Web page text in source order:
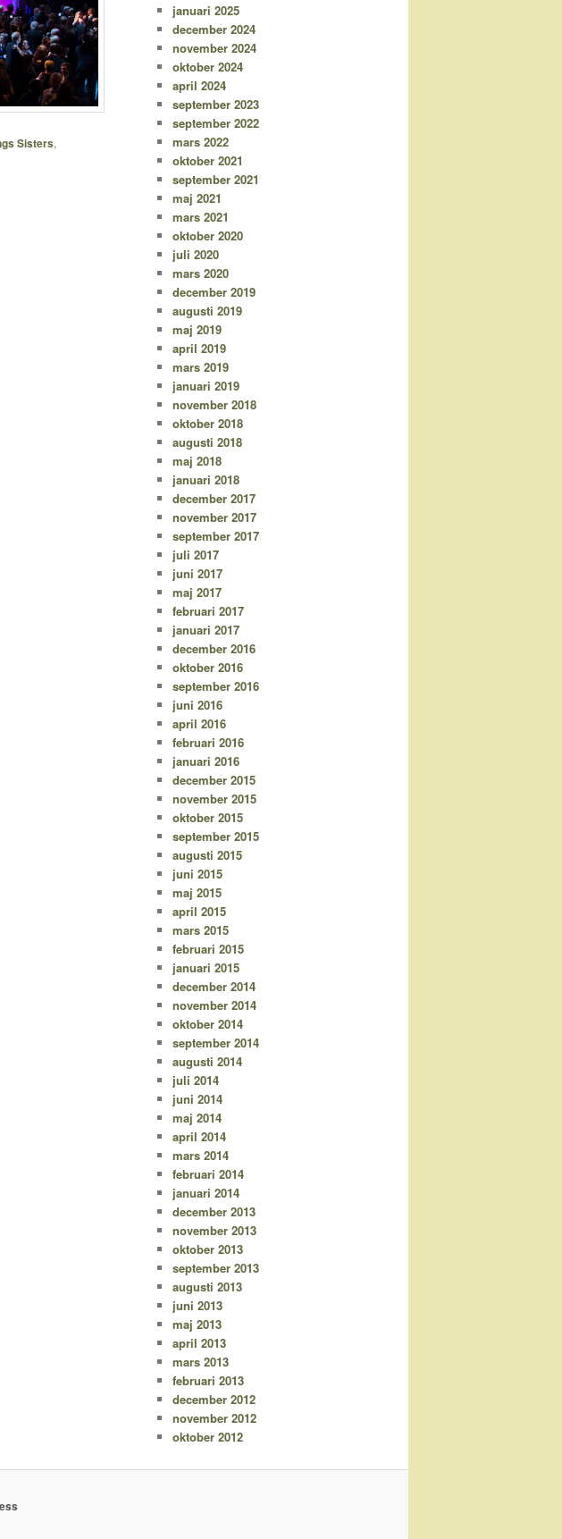
Sisters,
januari 2025
december 2024
november 2024
oktober 2024
april 2024
september 2023
september 2022
mars 2022
oktober 2021
september 2021
maj 2021
mars 2021
oktober 2020
juli 2020
mars 2020
december 2019
augusti 2019
maj 2019
april 2019
mars 2019
januari 2019
november 2018
oktober 2018
augusti 2018
maj 2018
januari 2018
december 2017
november 2017
september 2017
juli 2017
juni 2017
maj 2017
februari 2017
januari 2017
december 2016
oktober 2016
september 2016
juni 2016
april 2016
februari 2016
januari 2016
december 2015
november 2015
oktober 2015
september 2015
augusti 2015
juni 2015
maj 2015
april 2015
mars 2015
februari 2015
januari 2015
december 2014
november 2014
oktober 2014
september 2014
augusti 2014
juli 2014
juni 2014
maj 2014
april 2014
mars 2014
februari 2014
januari 2014
december 2013
november 2013
oktober 2013
september 2013
augusti 2013
juni 2013
maj 2013
april 2013
mars 2013
februari 2013
december 2012
november 2012
oktober 2012